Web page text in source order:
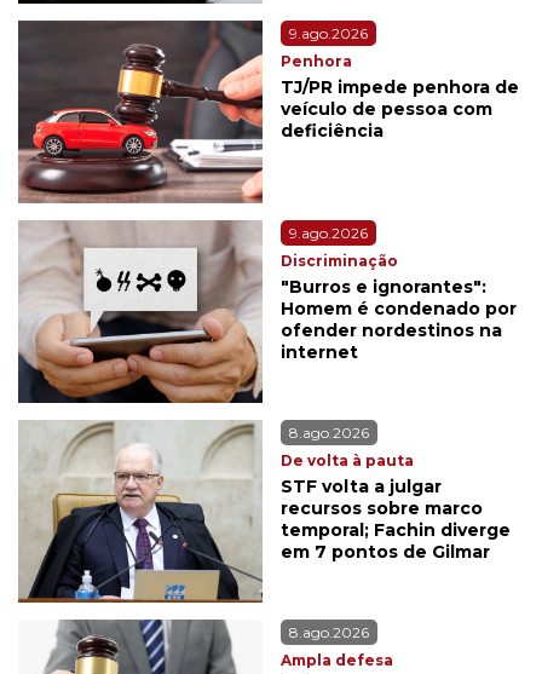
9.ago.2026
Penhora
TJ/PR impede penhora de
veículo de pessoa com
deficiência
9.ago.2026
Discriminação
"Burros e ignorantes":
Homem é condenado por
ofender nordestinos na
internet
8.ago.2026
De volta à pauta
STF volta a julgar
recursos sobre marco
temporal; Fachin diverge
em 7 pontos de Gilmar
8.ago.2026
Ampla defesa